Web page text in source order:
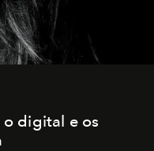
digital e os